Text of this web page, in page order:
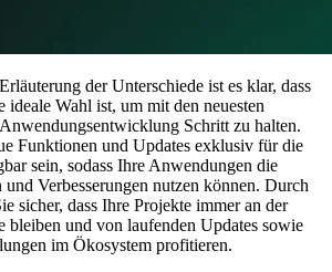
der Unterschiede ist es klar, dass
ideale Wahl ist, um mit den neuesten
Schritt zu halten.
Funktionen und Updates exklusiv für die
sein, sodass Ihre Anwendungen die
und Verbesserungen nutzen können. Durch
sicher, dass Ihre Projekte immer an der
bleiben und von laufenden Updates sowie
im Ökosystem profitieren.